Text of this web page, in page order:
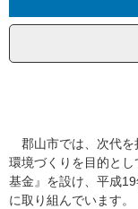
郡山市では、次代を
環境づくりを目的と
基金』を設け、平成
に取り組んでいます。